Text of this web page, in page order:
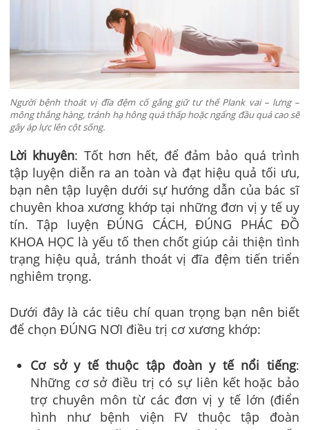
Người bệnh thoát vị đĩa đệm cố gắng giữ tư thế Plank vai – lưng –
mông thẳng hàng, tránh hạ hông quá thấp hoặc ngẩng đầu quá cao sẽ
gây áp lực lên cột sống.
Lời khuyên: Tốt hơn hết, để đảm bảo quá trình
tập luyện diễn ra an toàn và đạt hiệu quả tối ưu,
bạn nên tập luyện dưới sự hướng dẫn của bác sĩ
chuyên khoa xương khớp tại những đơn vị y tế uy
tín. Tập luyện ĐÚNG CÁCH, ĐÚNG PHÁC ĐỒ
KHOA HỌC là yếu tố then chốt giúp cải thiện tình
trạng hiệu quả, tránh thoát vị đĩa đệm tiến triển
nghiêm trọng.
Dưới đây là các tiêu chí quan trọng bạn nên biết
để chọn ĐÚNG NƠI điều trị cơ xương khớp:
Cơ sở y tế thuộc tập đoàn y tế nổi tiếng:
Những cơ sở điều trị có sự liên kết hoặc bảo
trợ chuyên môn từ các đơn vị y tế lớn (điển
hình như bệnh viện FV thuộc tập đoàn